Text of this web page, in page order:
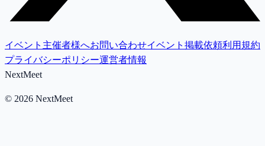
イベント主催者様へお問い合わせイベント掲載依頼利用規約
プライバシーポリシー運営者情報
NextMeet
© 2026 NextMeet